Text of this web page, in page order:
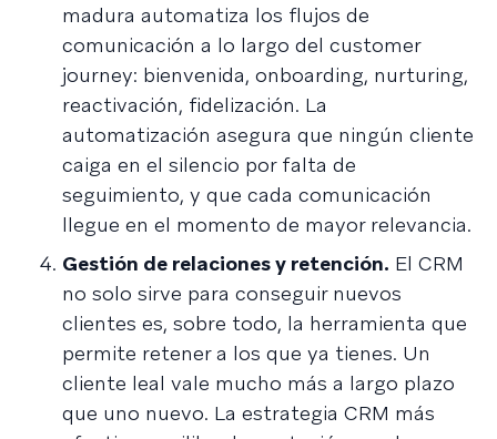
madura automatiza los flujos de
comunicación a lo largo del customer
journey: bienvenida, onboarding, nurturing,
reactivación, fidelización. La
automatización asegura que ningún cliente
caiga en el silencio por falta de
seguimiento, y que cada comunicación
llegue en el momento de mayor relevancia.
Gestión de relaciones y retención. El CRM
no solo sirve para conseguir nuevos
clientes es, sobre todo, la herramienta que
permite retener a los que ya tienes. Un
cliente leal vale mucho más a largo plazo
que uno nuevo. La estrategia CRM más